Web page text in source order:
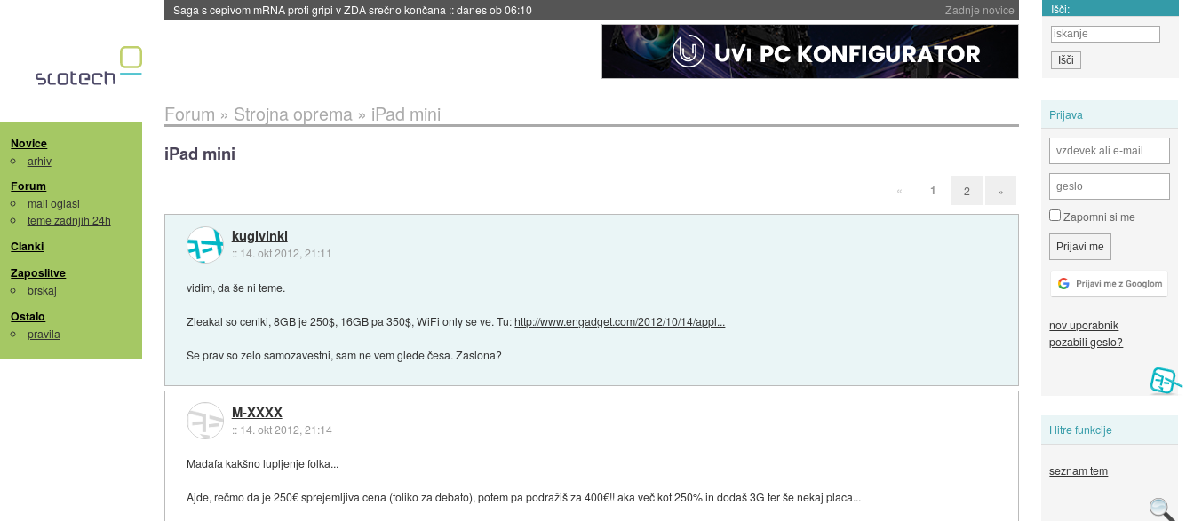
Zadnje novice
BMW v vozilih začel predvajati reklame::danes ob 06:09 Išči:
Novice
arhiv
Forum
mali oglasi
teme zadnjih 24h
Članki
Zaposlitve
brskaj
Ostalo
pravila
Prijava
Zapomni si me
nov uporabnik
pozabili geslo?
Hitre funkcije
seznam tem
Forum » Strojna oprema» iPad mini
iPad mini
« 1 2 »
kuglvinkl
:: 14. okt 2012, 21:11
vidim, da še ni teme.
Zleakal so ceniki, 8GB je 250$, 16GB pa 350$, WiFi only se ve. Tu:http://www.engadget.com/2012/10/14/appl...
Se prav so zelo samozavestni, sam ne vem glede česa. Zaslona?
M-XXXX
:: 14. okt 2012, 21:14
Madafa kakšno lupljenje folka...
Ajde, rečmo da je 250€ sprejemljiva cena (toliko za debato), potem pa podražiš za 400€!! aka več kot 250% in dodaš 3G ter še nekaj placa...